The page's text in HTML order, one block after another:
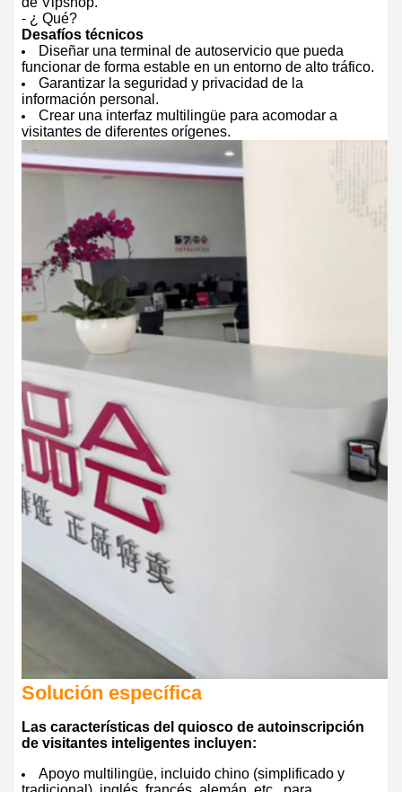
- ¿ Qué?
Desafíos técnicos
Diseñar una terminal de autoservicio que pueda
funcionar de forma estable en un entorno de alto tráfico.
Garantizar la seguridad y privacidad de la
información personal.
Crear una interfaz multilingüe para acomodar a
visitantes de diferentes orígenes.
Solución específica
Las características del quiosco de autoinscripción
de visitantes inteligentes incluyen:
Apoyo multilingüe, incluido chino (simplificado y